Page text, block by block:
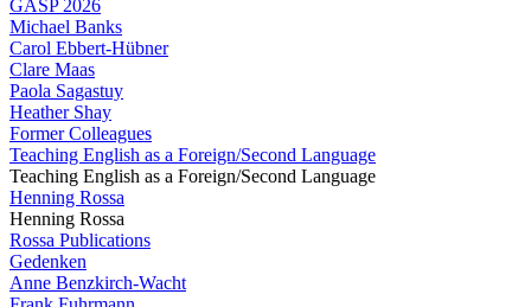
GASP 2026
Michael Banks
Carol Ebbert-Hübner
Clare Maas
Paola Sagastuy
Heather Shay
Former Colleagues
Teaching English as a Foreign/Second Language
Teaching English as a Foreign/Second Language
Henning Rossa
Henning Rossa
Rossa Publications
Gedenken
Anne Benzkirch-Wacht